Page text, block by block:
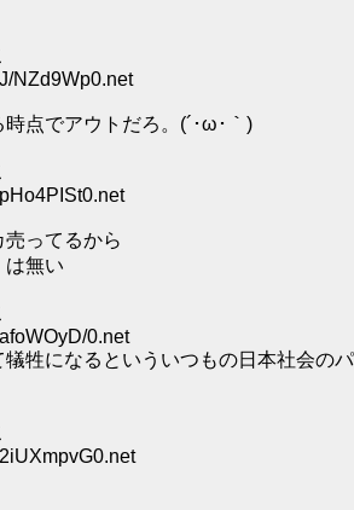
NZd9Wp0.net
点でアウトだろ。(´･ω･｀)
ってるから
は無い
0.net
牲になるといういつもの日本社会のパ